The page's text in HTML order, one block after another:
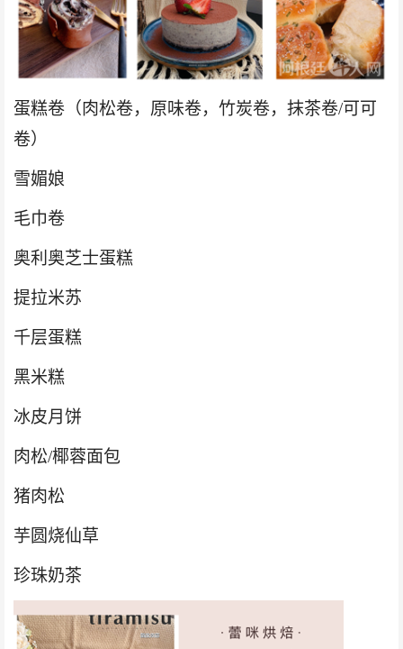
蛋糕卷（肉松卷，原味卷，竹炭卷，抹茶卷/可可
卷）
雪媚娘
毛巾卷
奥利奥芝士蛋糕
提拉米苏
千层蛋糕
黑米糕
冰皮月饼
肉松/椰蓉面包
猪肉松
芋圆烧仙草
珍珠奶茶